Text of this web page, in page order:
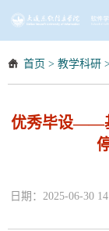
首页 > 教学科研 >
优秀毕设——
日期：2025-06-30